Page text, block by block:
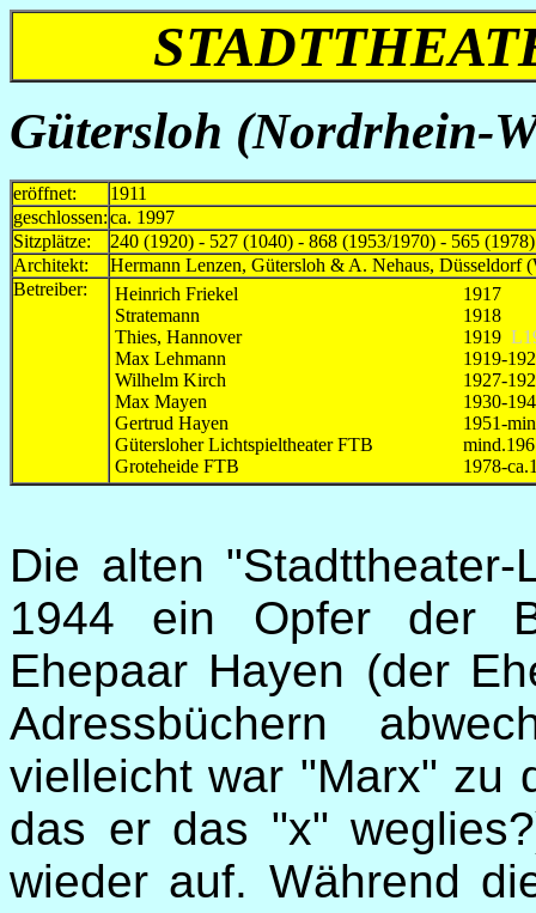
Gütersloh (Nordrhein-
eröffnet:
1911
geschlossen:ca. 1997
Sitzplätze:
240 (1920) - 527 (1040) - 868 (1953/1970) - 565
Architekt:
Hermann Lenzen, Gütersloh & A. Nehaus, Düsseldorf
Betreiber:
Heinrich Friekel
Stratemann
Thies, Hannover
Max Lehmann
Wilhelm Kirch
Max Mayen
Gertrud Hayen
Gütersloher Lichtspieltheater FTB
Groteheide FTB
1917
1918
1919
1919-
1927-
1930-
1951-
1978-
Die alten
1944 ein Opfer der
Ehepaar Hayen (der
Adressbüchern
vielleicht war "Marx" zu
das er das "x"
wieder auf. Während